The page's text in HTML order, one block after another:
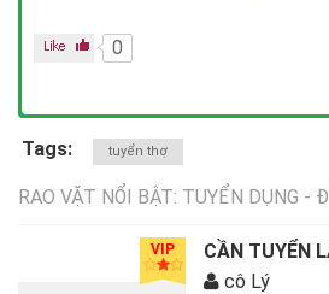
0
Tags: tuyển thợ
RAO VẶT NỔI BẬT: TUYỂN DỤNG -
VIP
CẦN TUYỂN
cô Lý